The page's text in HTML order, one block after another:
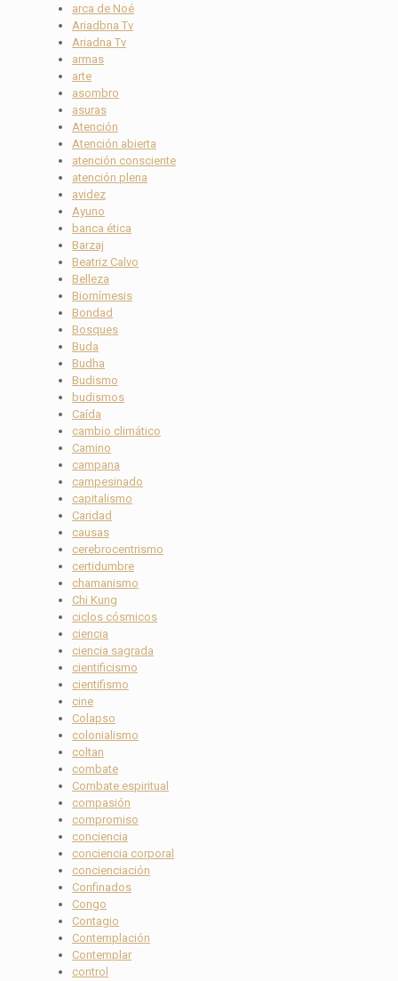
arca de Noé
Ariadbna Tv
Ariadna Tv
armas
arte
asombro
asuras
Atención
Atención abierta
atención consciente
atención plena
avidez
Ayuno
banca ética
Barzaj
Beatriz Calvo
Belleza
Biomímesis
Bondad
Bosques
Buda
Budha
Budismo
budismos
Caída
cambio climático
Camino
campana
campesinado
capitalismo
Caridad
causas
cerebrocentrismo
certidumbre
chamanismo
Chi Kung
ciclos cósmicos
ciencia
ciencia sagrada
cientificismo
cientifismo
cine
Colapso
colonialismo
coltan
combate
Combate espiritual
compasión
compromiso
conciencia
conciencia corporal
concienciación
Confinados
Congo
Contagio
Contemplación
Contemplar
control